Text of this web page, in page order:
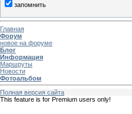
запомнить
Главная
Форум
новое на форуме
Блог
Информация
Маршруты
Новости
Фотоальбом
Полная версия сайта
This feature is for Premium users only!